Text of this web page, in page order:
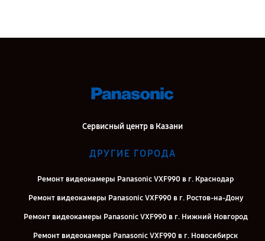
Сервисный центр в Казани
ДРУГИЕ ГОРОДА
Ремонт видеокамеры Panasonic VXF990 в г. Краснодар
Ремонт видеокамеры Panasonic VXF990 в г. Ростов-на-Дону
Ремонт видеокамеры Panasonic VXF990 в г. Нижний Новгород
Ремонт видеокамеры Panasonic VXF990 в г. Новосибирск